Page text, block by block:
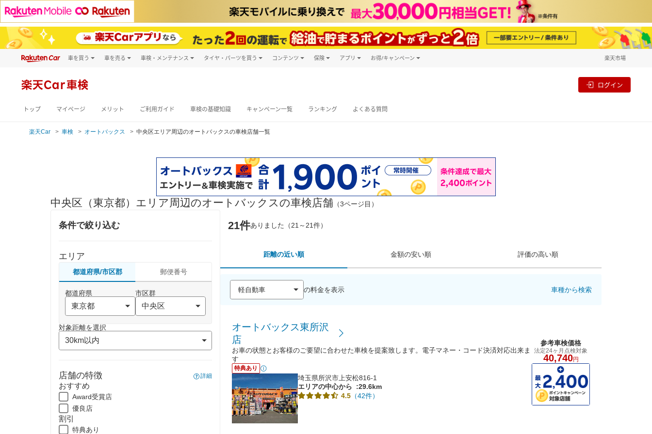
車を買う
新車
車を売る 車検・メンテナンス タイヤ・パーツを買う コンテンツ 保険 アプリ お得/キャンペーン 楽天市場
楽天Car車検 ログイン
トップ マイページ メリット ご利用ガイド 車検の基礎知識 キャンペーン一覧 ランキング よくある質問
楽天Car 車検 オートバックス 中央区エリア周辺のオートバックスの車検店舗一覧
中央区（東京都）エリア周辺のオートバックスの車検店舗 （3ページ目）
条件で絞り込む
エリア
都道府県/市区郡 郵便番号
都道府県 市区群
対象距離を選択
店舗の特徴 詳細
おすすめ
Award受賞店
優良店
割引
特典あり
21件ありました（21～21件）
距離の近い順 金額の安い順 評価の高い順
の料金を表示 車種から検索
オートバックス東所沢
店
お車の状態とお客様のご要望に合わせた車検を提案致します。電子マネー・コード決済対応出来ま
す
特典あり
埼玉県所沢市上安松816-1
エリアの中心から
:29.6km
4.5 （42件）
参考車検価格
法定24ヶ月点検対象
40,740円